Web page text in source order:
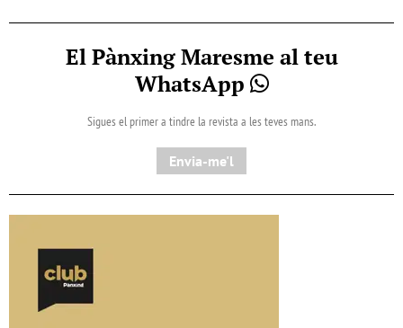
El Pànxing Maresme al teu
WhatsApp
Sigues el primer a tindre la revista a les teves mans.
Envia-me'l